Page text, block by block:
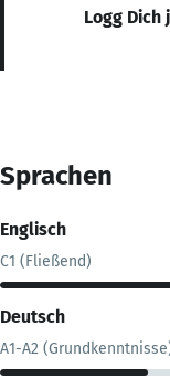
Logg Dich
Sprachen
Englisch
C1 (Fließend)
Deutsch
A1-A2